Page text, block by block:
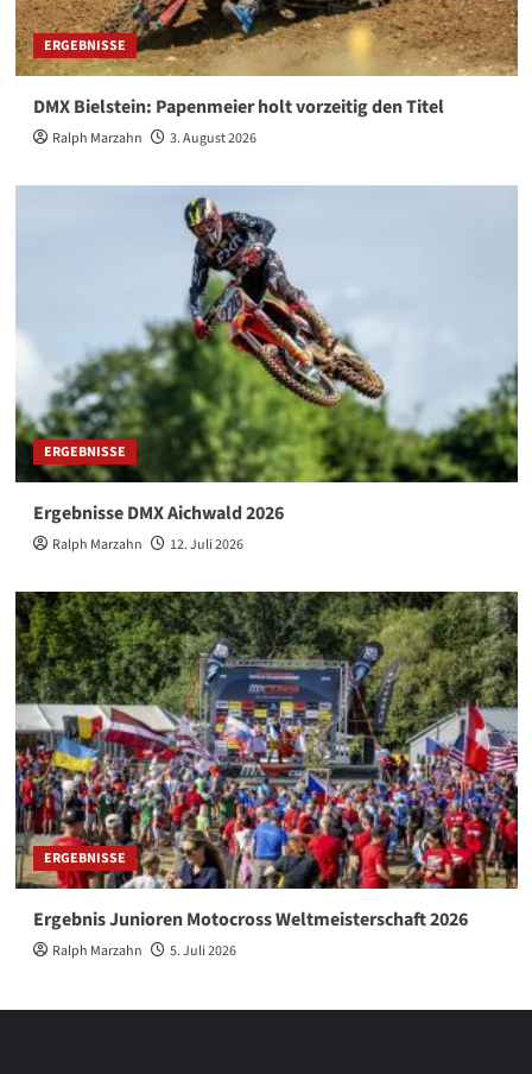
ERGEBNISSE
DMX Bielstein: Papenmeier holt vorzeitig den Titel
Ralph Marzahn 3. August 2026
ERGEBNISSE
Ergebnisse DMX Aichwald 2026
Ralph Marzahn 12. Juli 2026
ERGEBNISSE
Ergebnis Junioren Motocross Weltmeisterschaft 2026
Ralph Marzahn 5. Juli 2026